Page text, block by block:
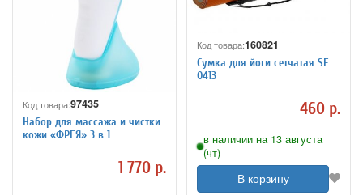
Код товара:97435
Набор для массажа и чистки
кожи «ФРЕЯ» 3 в 1
1 770 р.
Код товара:160821
Сумка для йоги сетчатая SF
0413
460 р.
в наличии на 13 августа
(чт)
В корзину